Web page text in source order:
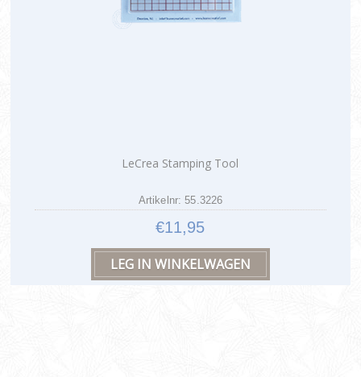
LeCrea Stamping Tool
Artikelnr: 55.3226
€11,95